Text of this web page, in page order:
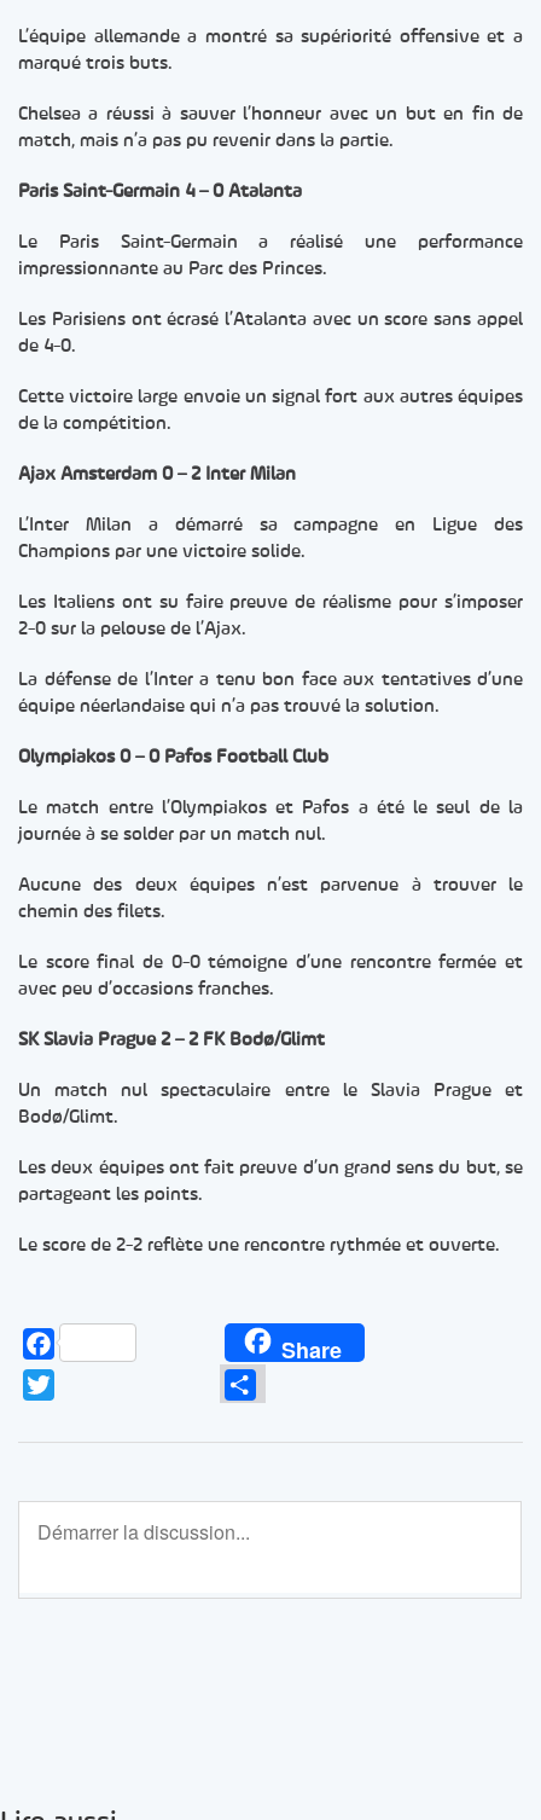
L’équipe allemande a montré sa supériorité offensive et a
marqué trois buts.
Chelsea a réussi à sauver l’honneur avec un but en fin de
match, mais n’a pas pu revenir dans la partie.
Paris Saint-Germain 4 – 0 Atalanta
Le Paris Saint-Germain a réalisé une performance
impressionnante au Parc des Princes.
Les Parisiens ont écrasé l’Atalanta avec un score sans appel
de 4-0.
Cette victoire large envoie un signal fort aux autres équipes
de la compétition.
Ajax Amsterdam 0 – 2 Inter Milan
L’Inter Milan a démarré sa campagne en Ligue des
Champions par une victoire solide.
Les Italiens ont su faire preuve de réalisme pour s’imposer
2-0 sur la pelouse de l’Ajax.
La défense de l’Inter a tenu bon face aux tentatives d’une
équipe néerlandaise qui n’a pas trouvé la solution.
Olympiakos 0 – 0 Pafos Football Club
Le match entre l’Olympiakos et Pafos a été le seul de la
journée à se solder par un match nul.
Aucune des deux équipes n’est parvenue à trouver le
chemin des filets.
Le score final de 0-0 témoigne d’une rencontre fermée et
avec peu d’occasions franches.
SK Slavia Prague 2 – 2 FK Bodø/Glimt
Un match nul spectaculaire entre le Slavia Prague et
Bodø/Glimt.
Les deux équipes ont fait preuve d’un grand sens du but, se
partageant les points.
Le score de 2-2 reflète une rencontre rythmée et ouverte.
Facebook Share
Partager